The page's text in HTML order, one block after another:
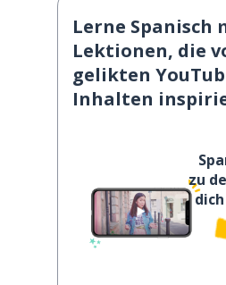
Lerne Spanisch
Lektionen, die
gelikten
Inhalten
zu